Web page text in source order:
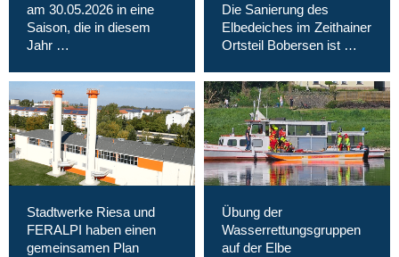
am 30.05.2026 in eine
Saison, die in diesem
Jahr …
Die Sanierung des
Elbedeiches im Zeithainer
Ortsteil Bobersen ist …
Stadtwerke Riesa und
FERALPI haben einen
gemeinsamen Plan
Übung der
Wasserrettungsgruppen
auf der Elbe